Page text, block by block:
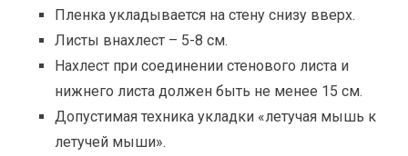
Пленка укладывается на стену снизу вверх.
Листы внахлест – 5-8 см.
Нахлест при соединении стенового листа и
нижнего листа должен быть не менее 15 см.
Допустимая техника укладки «летучая мышь к
летучей мыши».